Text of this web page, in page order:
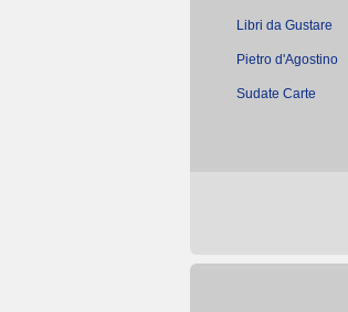
Libri da Gustare
Pietro d'Agostino
Sudate Carte